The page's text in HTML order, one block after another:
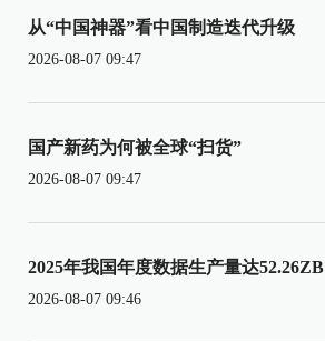
从“中国神器”看中国制造迭代升级
2026-08-07 09:47
国产新药为何被全球“扫货”
2026-08-07 09:47
2025年我国年度数据生产量达52.26ZB
2026-08-07 09:46